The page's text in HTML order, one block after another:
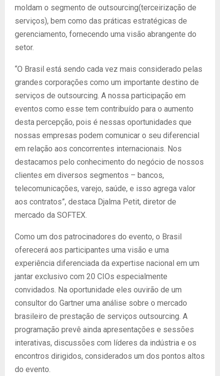
moldam o segmento de outsourcing(terceirização de
serviços), bem como das práticas estratégicas de
gerenciamento, fornecendo uma visão abrangente do
setor.
“O Brasil está sendo cada vez mais considerado pelas
grandes corporações como um importante destino de
serviços de outsourcing. A nossa participação em
eventos como esse tem contribuído para o aumento
desta percepção, pois é nessas oportunidades que
nossas empresas podem comunicar o seu diferencial
em relação aos concorrentes internacionais. Nos
destacamos pelo conhecimento do negócio de nossos
clientes em diversos segmentos – bancos,
telecomunicações, varejo, saúde, e isso agrega valor
aos contratos”, destaca Djalma Petit, diretor de
mercado da SOFTEX.
Como um dos patrocinadores do evento, o Brasil
oferecerá aos participantes uma visão e uma
experiência diferenciada da expertise nacional em um
jantar exclusivo com 20 CIOs especialmente
convidados. Na oportunidade eles ouvirão de um
consultor do Gartner uma análise sobre o mercado
brasileiro de prestação de serviços outsourcing. A
programação prevê ainda apresentações e sessões
interativas, discussões com líderes da indústria e os
encontros dirigidos, considerados um dos pontos altos
do evento.